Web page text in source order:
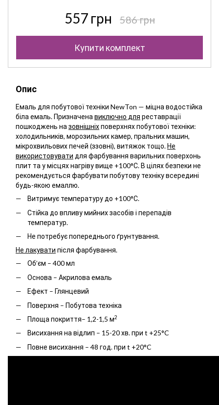
557 грн 586 грн
Купити комплект
Опис
Емаль для побутової техніки NewTon — міцна водостійка
біла емаль. Призначена виключно для реставрації
пошкоджень на зовнішніхповерхнях побутової техніки:
холодильників, морозильних камер, пральних машин,
мікрохвильових печей (ззовні), витяжок тощо.Не
використовувати для фарбування варильних поверхонь
плит та у місцях нагріву вище +100°С. В цілях безпеки не
рекомендується фарбувати побутову техніку всередині
будь-якою емаллю.
Витримує температуру до +100°С.
Стійка до впливу мийних засобів і перепадів
температур.
Не потребує попереднього ґрунтування.
Не лакувати після фарбування.
Об’єм – 400 мл
Основа – Акрилова емаль
Ефект – Глянцевий
Поверхня – Побутова техніка
Площа покриття– 1,2-1,5 м2
Висихання на відлип – 15-20 хв. при t +25°C
Повне висихання – 48 год. при t +20°C